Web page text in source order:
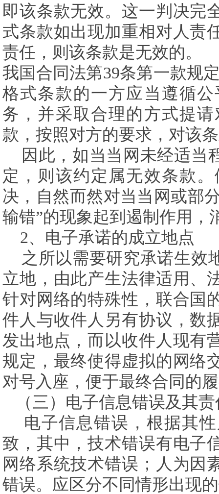
即该条款无效。这一判决完
式条款如出现加重相对人责
责任，则该条款是无效的。
我国合同法第39条第一款规
格式条款的一方应当遵循
务，并采取合理的方式提
款，按照对方的要求，对该
因此，如当当网未经适当
定，则该约定属无效条款
决，自然而然对当当网或部
输错”的现象起到遏制作用，
2、电子承诺的成立地点
之所以需要研究承诺生效
立地，由此产生法律适用、
针对网络的特殊性，联合国
件人与收件人另有协议，数
发出地点，而以收件人现有
规定，最终使得虚拟的网络
对号入座，便于最终合同的
（三）电子信息错误及其
电子信息错误，根据其
致，其中，技术错误有电子
网络系统技术错误；人为因
错误。应区分不同情形出现